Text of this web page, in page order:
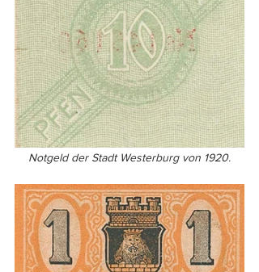
Notgeld der Stadt Westerburg von 1920.